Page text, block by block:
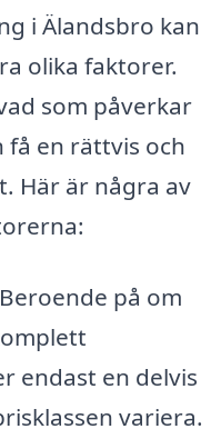
i Älandsbro kan
olika faktorer.
som påverkar
få en rättvis och
Här är några av
Beroende på om
endast en delvis
variera.